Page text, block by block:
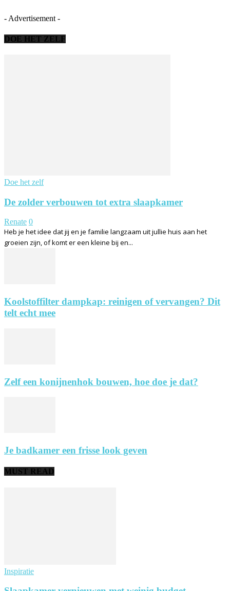
- Advertisement -
DOE HET ZELF
Doe het zelf
De zolder verbouwen tot extra slaapkamer
Renate 0
Heb je het idee dat jij en je familie langzaam uit jullie huis aan het
groeien zijn, of komt er een kleine bij en...
Koolstoffilter dampkap: reinigen of vervangen? Dit
telt echt mee
Zelf een konijnenhok bouwen, hoe doe je dat?
Je badkamer een frisse look geven
MUST READ
Inspiratie